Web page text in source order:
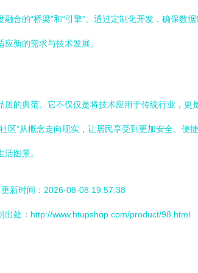
合的“桥梁”和“引擎”。通过定制化开发，确保
新的需求与技术发展。
的典范。它不仅仅是将技术应用于传统行业，
”从概念走向现实，让居民享受到更加安全、
图景。
更新时间：2026-08-08 19:57:38
出处：http://www.htupshop.com/product/98.html